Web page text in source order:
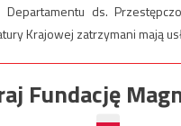
Departamentu ds.
Krajowej zatrzymani mają
Fundację